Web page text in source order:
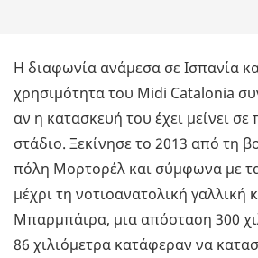
Η διαφωνία ανάμεσα σε Ισπανία
χρησιμότητα του Midi Catalonia
αν η κατασκευή του έχει μείνει σε
στάδιο. Ξεκίνησε το 2013 από τη
πόλη Μορτορέλ και σύμφωνα με
μέχρι τη νοτιοανατολική γαλλική
Μπαρμπάιρα, μια απόσταση 300
86 χιλιόμετρα κατάφεραν να